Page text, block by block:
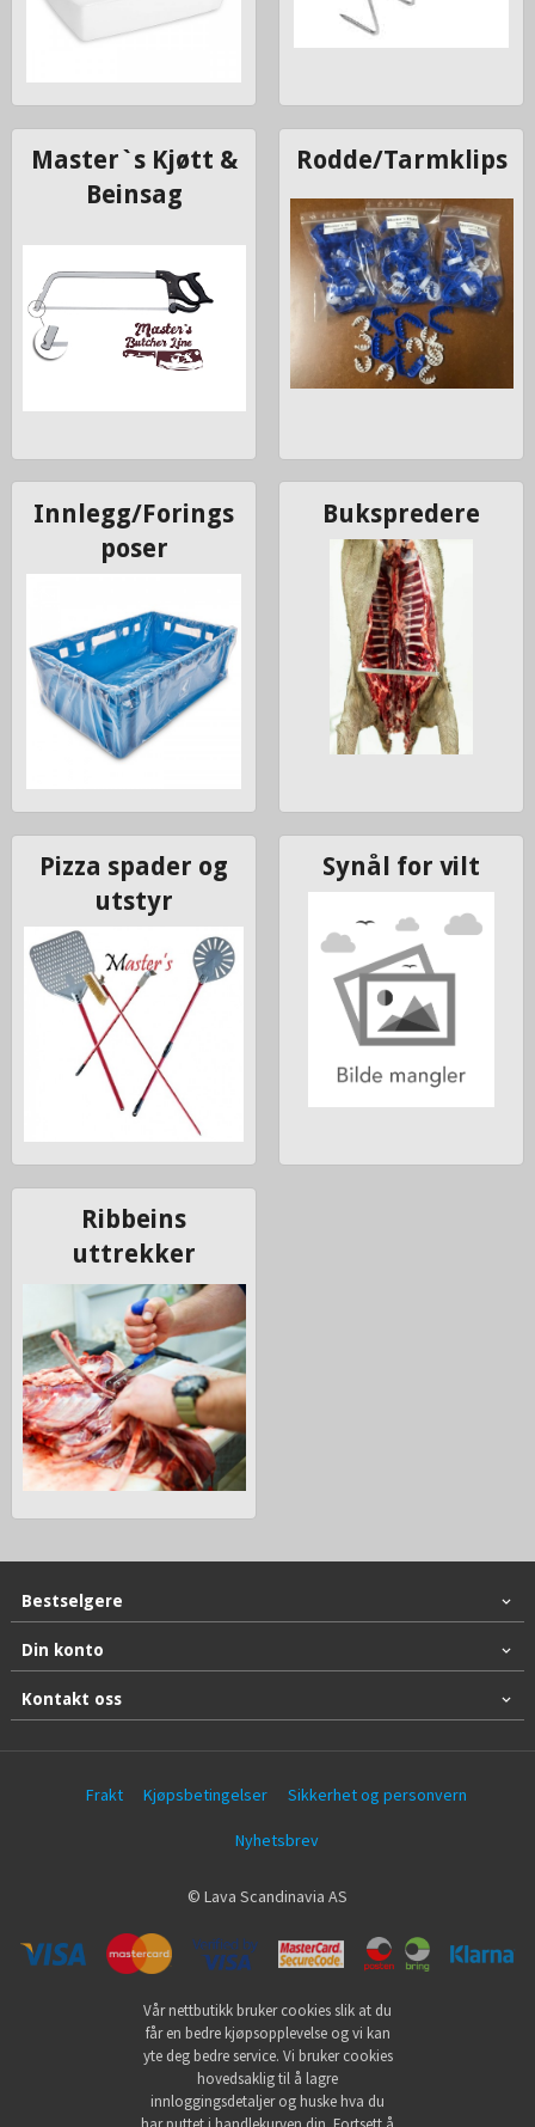
Master`s Kjøtt &
Beinsag
Rodde/Tarmklips
Innlegg/Forings
poser
Bukspredere
Pizza spader og
utstyr
Synål for vilt
Ribbeins
uttrekker
Bestselgere
Din konto
Kontakt oss
Frakt Kjøpsbetingelser Sikkerhet og personvern
Nyhetsbrev
© Lava Scandinavia AS
Vår nettbutikk bruker cookies slik at du
får en bedre kjøpsopplevelse og vi kan
yte deg bedre service. Vi bruker cookies
hovedsaklig til å lagre
innloggingsdetaljer og huske hva du